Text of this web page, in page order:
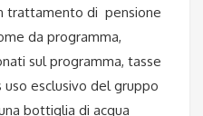
trattamento di pensione
da programma,
sul programma, tasse
esclusivo del gruppo
bottiglia di acqua